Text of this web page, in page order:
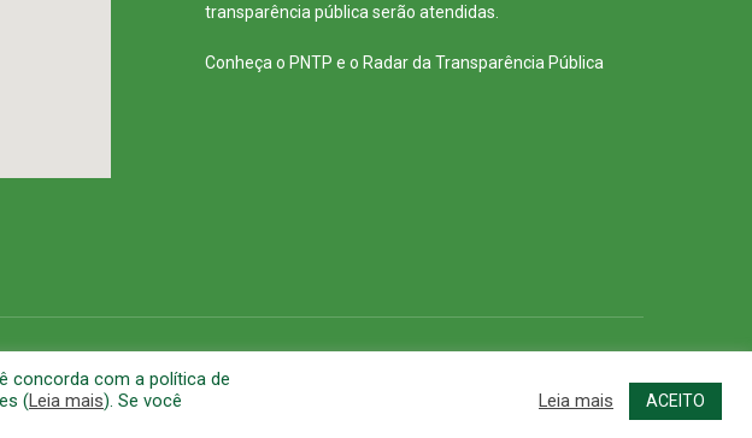
transparência pública serão atendidas.
Conheça o PNTP e o Radar da Transparência Pública
concorda com a política de
(Leia mais). Se você
Leia mais ACEITO